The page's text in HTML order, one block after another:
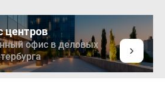
центров
офис в деловых